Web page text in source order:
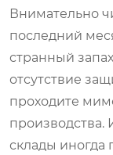
Внимательно
последний
странный
отсутствие
проходите
производства.
склады иногда